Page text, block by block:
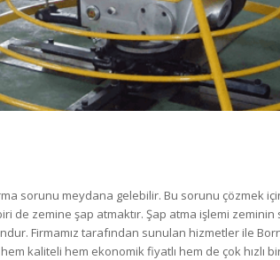
sorunu meydana gelebilir. Bu sorunu çözmek
zemine şap atmaktır. Şap atma işlemi zeminin
Firmamız tarafından sunulan hizmetler ile
kaliteli hem ekonomik fiyatlı hem de çok hızlı